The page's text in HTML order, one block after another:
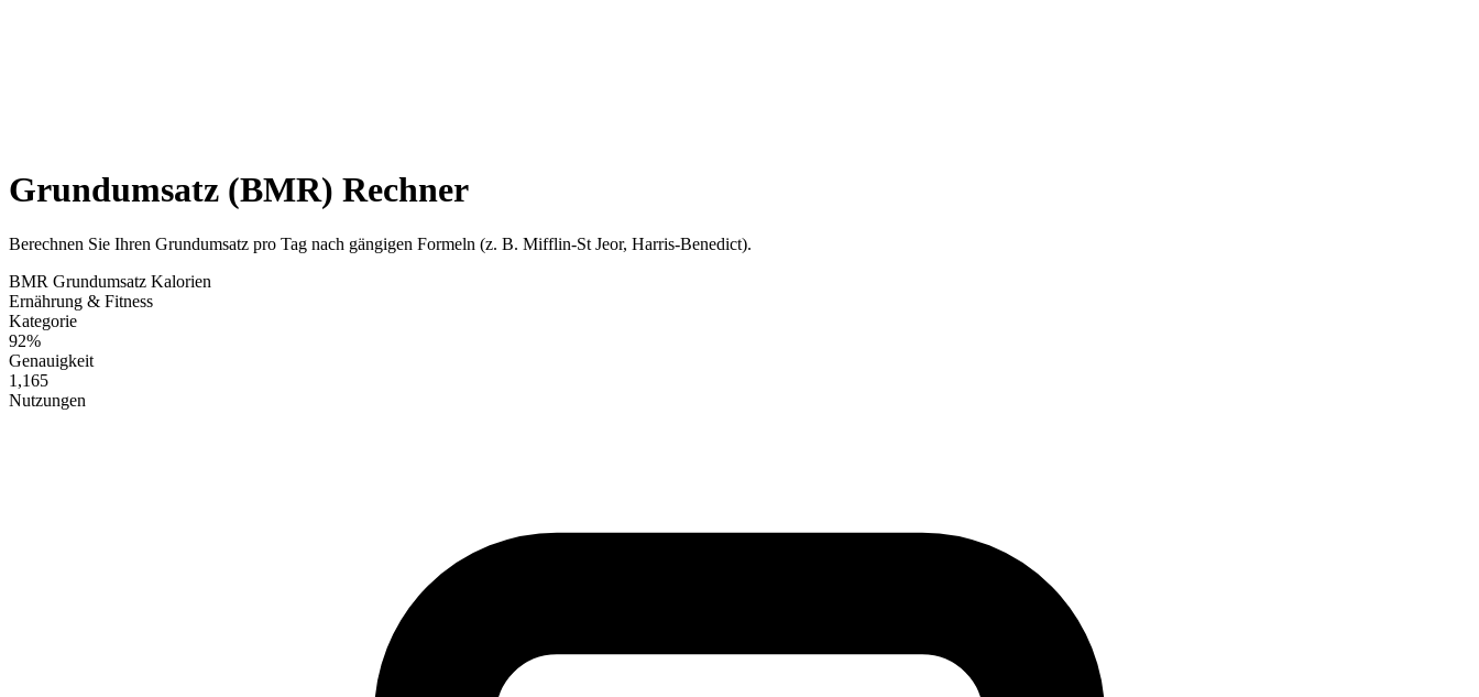
Grundumsatz (BMR) Rechner
Berechnen Sie Ihren Grundumsatz pro Tag nach gängigen Formeln (z. B. Mifflin-St Jeor, Harris-Benedict).
BMR Grundumsatz Kalorien
Ernährung & Fitness
Kategorie
92%
Genauigkeit
1,165
Nutzungen